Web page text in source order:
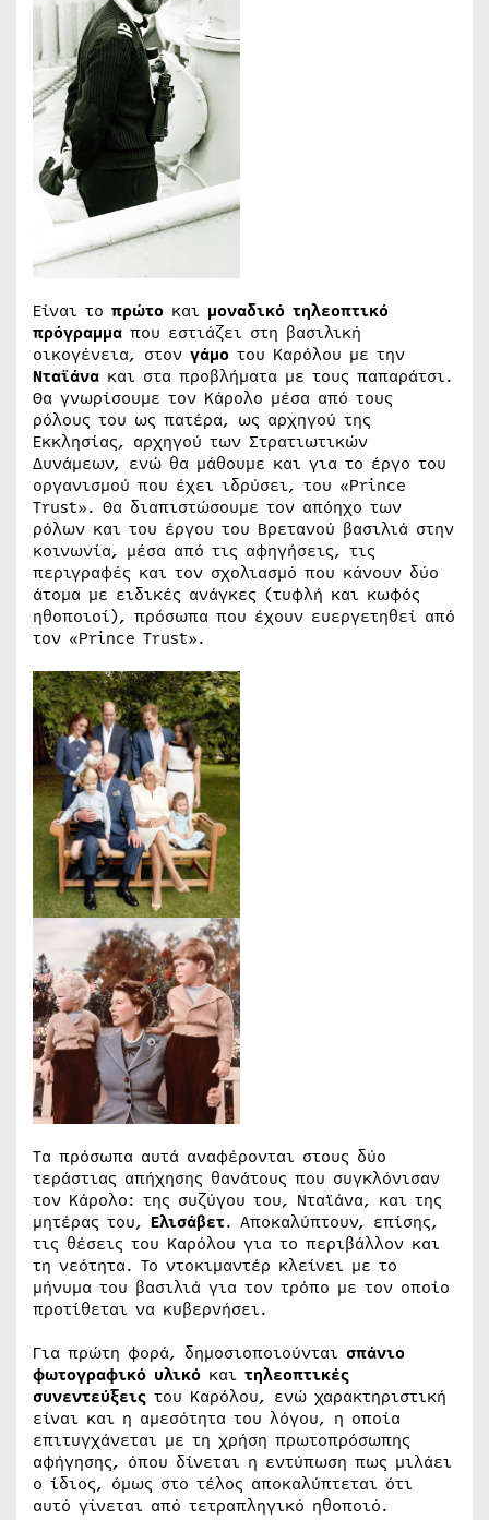
Είναι το πρώτο και μοναδικό τηλεοπτικό
πρόγραμμα που εστιάζει στη βασιλική
οικογένεια, στον γάμο του Καρόλου με την
Νταϊάνα και στα προβλήματα με τους παπαράτσι.
Θα γνωρίσουμε τον Κάρολο μέσα από τους
ρόλους του ως πατέρα, ως αρχηγού της
Εκκλησίας, αρχηγού των Στρατιωτικών
Δυνάμεων, ενώ θα μάθουμε και για το έργο του
οργανισμού που έχει ιδρύσει, του «Prince
Trust». Θα διαπιστώσουμε τον απόηχο των
ρόλων και του έργου του Βρετανού βασιλιά στην
κοινωνία, μέσα από τις αφηγήσεις, τις
περιγραφές και τον σχολιασμό που κάνουν δύο
άτομα με ειδικές ανάγκες (τυφλή και κωφός
ηθοποιοί), πρόσωπα που έχουν ευεργετηθεί από
τον «Prince Trust».
Τα πρόσωπα αυτά αναφέρονται στους δύο
τεράστιας απήχησης θανάτους που συγκλόνισαν
τον Κάρολο: της συζύγου του, Νταϊάνα, και της
μητέρας του, Ελισάβετ. Αποκαλύπτουν, επίσης,
τις θέσεις του Καρόλου για το περιβάλλον και
τη νεότητα. Το ντοκιμαντέρ κλείνει με το
μήνυμα του βασιλιά για τον τρόπο με τον οποίο
προτίθεται να κυβερνήσει.
Για πρώτη φορά, δημοσιοποιούνται σπάνιο
φωτογραφικό υλικό και τηλεοπτικές
συνεντεύξεις του Καρόλου, ενώ χαρακτηριστική
είναι και η αμεσότητα του λόγου, η οποία
επιτυγχάνεται με τη χρήση πρωτοπρόσωπης
αφήγησης, όπου δίνεται η εντύπωση πως μιλάει
ο ίδιος, όμως στο τέλος αποκαλύπτεται ότι
αυτό γίνεται από τετραπληγικό ηθοποιό.